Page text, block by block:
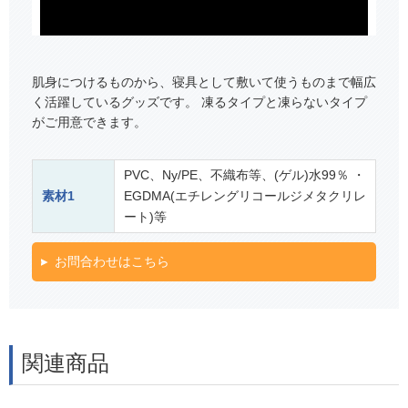
肌身につけるものから、寝具として敷いて使うものまで幅広
く活躍しているグッズです。 凍るタイプと凍らないタイプ
がご用意できます。
素材1
PVC、Ny/PE、不織布等、(ゲル)水99％ ・
EGDMA(エチレングリコールジメタクリレ
ート)等
お問合わせはこちら
関連商品